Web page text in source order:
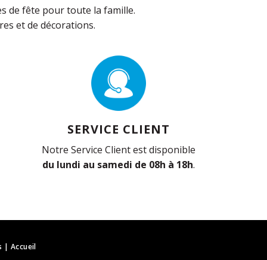
de fête pour toute la famille.
et de décorations.
SERVICE CLIENT
Notre Service Client est disponible
du lundi au samedi de 08h à 18h.
|Accueil